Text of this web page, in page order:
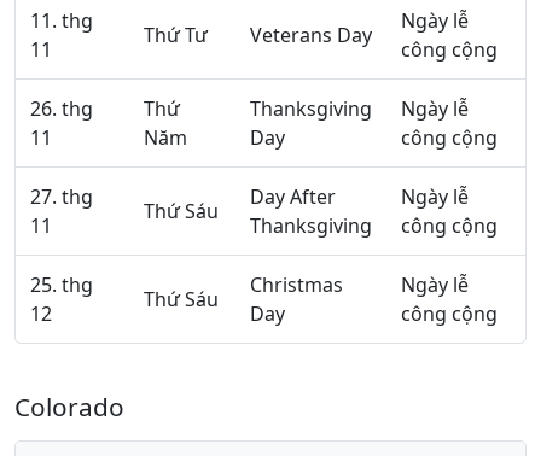
11. thg
11
Thứ Tư Veterans Day
Ngày lễ
công cộng
26. thg
11
Thứ
Năm
Thanksgiving
Day
Ngày lễ
công cộng
27. thg
11
Thứ Sáu
Day After
Thanksgiving
Ngày lễ
công cộng
25. thg
12
Thứ Sáu
Christmas
Day
Ngày lễ
công cộng
Colorado